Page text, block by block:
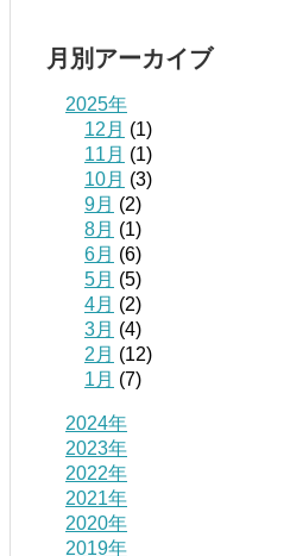
月別アーカイブ
2025年
12月 (1)
11月 (1)
10月 (3)
9月 (2)
8月 (1)
6月 (6)
5月 (5)
4月 (2)
3月 (4)
2月 (12)
1月 (7)
2024年
2023年
2022年
2021年
2020年
2019年